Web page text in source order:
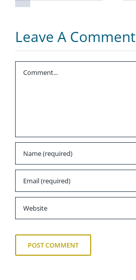
Leave A Comment